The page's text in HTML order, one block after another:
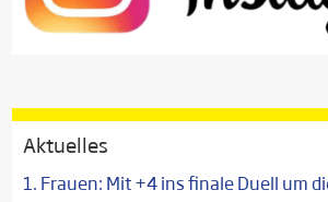
Aktuelles
1. Frauen: Mit +4 ins finale Duell um